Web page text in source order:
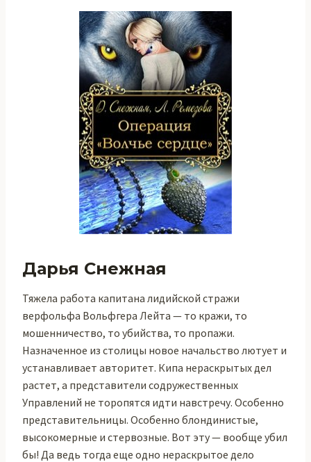
Дарья Снежная
Тяжела работа капитана лидийской стражи
верфольфа Вольфгера Лейта — то кражи, то
мошенничество, то убийства, то пропажи.
Назначенное из столицы новое начальство лютует и
устанавливает авторитет. Кипа нераскрытых дел
растет, а представители содружественных
Управлений не торопятся идти навстречу. Особенно
представительницы. Особенно блондинистые,
высокомерные и стервозные. Вот эту — вообще убил
бы! Да ведь тогда еще одно нераскрытое дело